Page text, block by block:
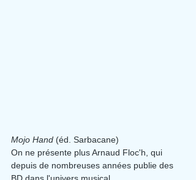
Mojo Hand (éd. Sarbacane)
On ne présente plus Arnaud Floc'h, qui
depuis de nombreuses années publie des